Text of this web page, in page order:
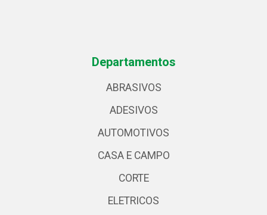
Departamentos
ABRASIVOS
ADESIVOS
AUTOMOTIVOS
CASA E CAMPO
CORTE
ELETRICOS